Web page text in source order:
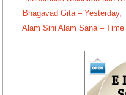
Bhagavad Gita – Yesterday,
Alam Sini Alam Sana –